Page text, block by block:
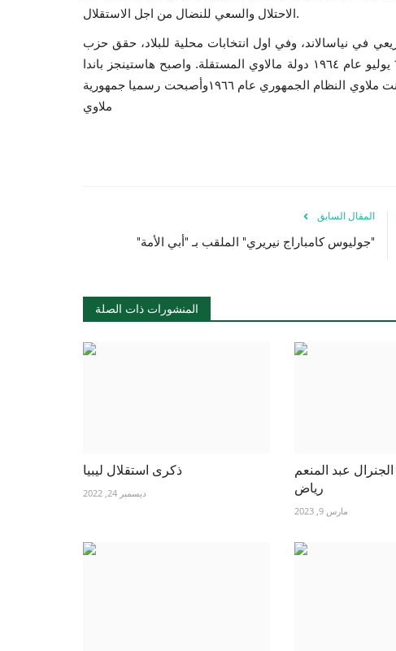
الاحتلال والسعي للنضال من اجل الاستقلال.
تشريعي في نياسالاند، وفي اول انتخابات محلية للبلاد، حقق حزب
الرئيس هاستنجر باندا نجاحا كبيرا، واصبحت نياسالاند في ٦ يوليو عام ١٩٦٤ دولة مالاوي المستقلة. واصبح هاستينجز باندا
رئيسا للوزراء وبعدها بعامين اصبح رئيسا للجمهورية، حيث تبنت ملاوي النظام الجمهوري عام ١٩٦٦وأصبحت رسميا جمهورية
ملاوي
المقال السابق
"جوليوس كامباراج نيريري" الملقب بـ "أبي الأمة"
المنشورات ذات الصلة
ديسمبر 24, 2022
عبد المنعم
رياض
مارس 9, 2023